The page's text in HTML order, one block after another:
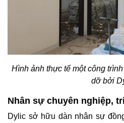
Hình ảnh thực tế một công
dỡ bởi
Nhân sự chuyên nghiệp,
Dylic sở hữu dàn nhân sự